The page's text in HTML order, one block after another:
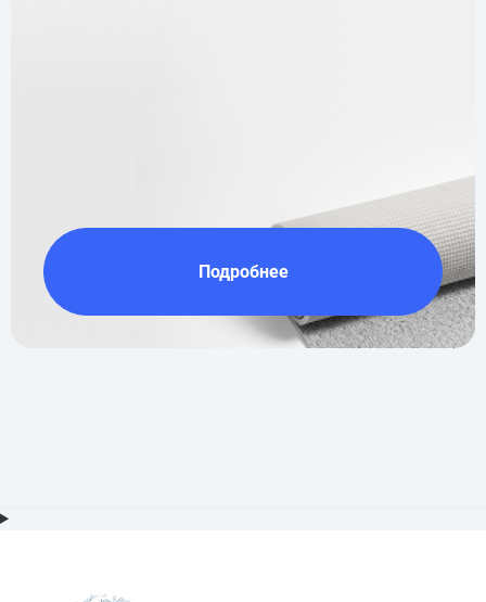
Подробнее